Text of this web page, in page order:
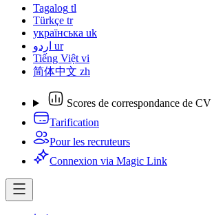
Tagalog tl
Türkçe tr
українська uk
اردو ur
Tiếng Việt vi
简体中文 zh
Scores de correspondance de CV
Tarification
Pour les recruteurs
Connexion via Magic Link